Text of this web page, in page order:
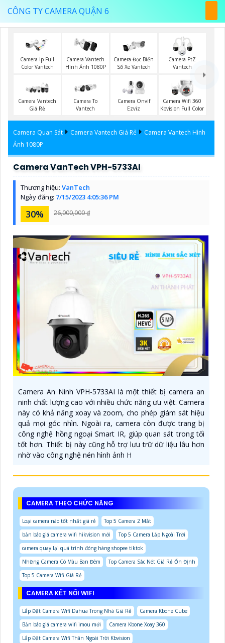
CÔNG TY CAMERA QUẬN 6
Camera Ip Full
Color Vantech
Camera Vantech
Hình Ảnh 1080P
Camera Đọc Biển
Số Xe Vantech
Camera PtZ
Vantech
Camera Vantech
Giá Rẻ
Camera To
Vantech
Camera Onvif
Ezviz
Camera Wifi 360
Kbvision Full Color
Camera Quan Sát Camera Vantech Giá Rẻ
Camera Vantech Hình
Ảnh 1080P
Camera VanTech VPH-5733AI
Thương hiệu: VanTech
Ngày đăng: 7/15/2023 4:05:36 PM
30% 26,000,000 ₫
Camera An Ninh VPH-5733AI là một thiết bị camera an
ninh chất lượng cao với nhiều chức năng ưu việt. Camera
này có khả năng xoay và zoom, cho phép giám sát hiệu
quả mọi góc nhìn. Ngoài ra, camera còn được trang bị
công nghệ hồng ngoại Smart IR, giúp quan sát trong tối
tốt hơn. Thiết bị này cũng hỗ trợ lưu trữ dữ liệu lâu hơn
nhờ vào công nghệ nén hình ảnh H
CAMERA THEO CHỨC NĂNG
Loại camera nào tốt nhất giá rẻ
Top 5 Camera 2 Mắt
bản báo giá camera wifi hikvision mới
Top 5 Camera Lắp Ngoài Trời
camera quay lại quá trình đóng hàng shopee tiktok
Những Camera Có Màu Ban Đêm
Top Camera Sắc Nét Giá Rẻ Ổn Định
Top 5 Camera Wifi Giá Rẻ
CAMERA KẾT NỐI WIFI
Lắp Đặt Camera Wifi Dahua Trong Nhà Giá Rẻ
Camera Kbone Cube
Bản báo giá camera wifi imou mới
Camera Kbone Xoay 360
Lắp Đặt Camera Wifi Thân Ngoài Trời Kbvision